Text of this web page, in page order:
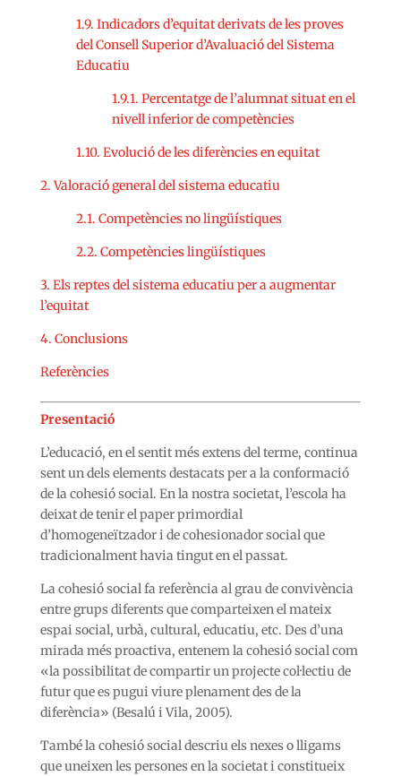
1.9. Indicadors d’equitat derivats de les proves
del Consell Superior d’Avaluació del Sistema
Educatiu
1.9.1. Percentatge de l’alumnat situat en el
nivell inferior de competències
1.10. Evolució de les diferències en equitat
2. Valoració general del sistema educatiu
2.1. Competències no lingüístiques
2.2. Competències lingüístiques
3. Els reptes del sistema educatiu per a augmentar
l’equitat
4. Conclusions
Referències
Presentació
L’educació, en el sentit més extens del terme, continua
sent un dels elements destacats per a la conformació
de la cohesió social. En la nostra societat, l’escola ha
deixat de tenir el paper primordial
d’homogeneïtzador i de cohesionador social que
tradicionalment havia tingut en el passat.
La cohesió social fa referència al grau de convivència
entre grups diferents que comparteixen el mateix
espai social, urbà, cultural, educatiu, etc. Des d’una
mirada més proactiva, entenem la cohesió social com
«la possibilitat de compartir un projecte col·lectiu de
futur que es pugui viure plenament des de la
diferència» (Besalú i Vila, 2005).
També la cohesió social descriu els nexes o lligams
que uneixen les persones en la societat i constitueix